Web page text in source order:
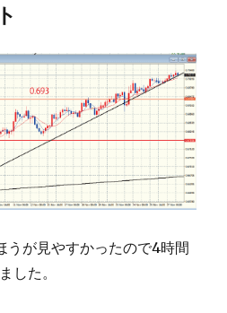
うが見やすかったので4時間
した。